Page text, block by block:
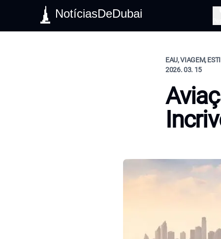
NotíciasDeDubai
EAU, VIAGEM,
2026. 03. 15